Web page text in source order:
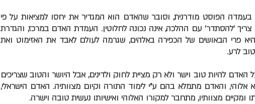
הפוסט מודרנית, וסובר שהאדם הוא המגדיר את יחסו למציאות על פי
צריך 'להסתדר' עם ההלכה, אינה נכונה לחלוטין. העמדת האדם במרכז, והגדרת
היא פרי הבאושים של הכפירה באלהים, שגרמה לעולם לאבד את האזימוט ואת
לרע.
להיות טוב וישר ולא רק מציית לחוק ולדינים, אבל היושר והטוב שצריכים
והאדם מתמלא בהם ע"י לימוד התורה וקיום מצוותיה. האדם הישראלי,
ומקיים מצוותיו, מתחבר למקורו האלוהי ואישיותו נעשית טובה וישרה.